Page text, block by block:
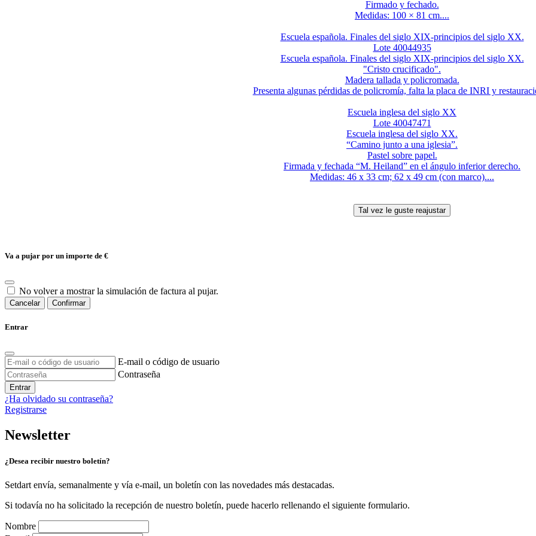
Firmado y fechado.
Medidas: 100 × 81 cm....
Escuela española. Finales del siglo XIX-principios del siglo XX.
Lote 40044935
Escuela española. Finales del siglo XIX-principios del siglo XX.
"Cristo crucificado".
Madera tallada y policromada.
Presenta algunas pérdidas de policromía, falta la placa de INRI y
Escuela inglesa del siglo XX
Lote 40047471
Escuela inglesa del siglo XX.
“Camino junto a una iglesia”.
Pastel sobre papel.
Firmada y fechada “M. Heiland” en el ángulo inferior derecho.
Medidas: 46 x 33 cm; 62 x 49 cm (con marco)....
Va a pujar por un importe de €
No volver a mostrar la simulación de factura al pujar.
Cancelar Confirmar
Entrar
E-mail o código de usuario
Contraseña
Entrar
¿Ha olvidado su contraseña?
Registrarse
Newsletter
¿Desea recibir nuestro boletín?
Setdart envía, semanalmente y vía e-mail, un boletín con las novedades más destacadas.
Si todavía no ha solicitado la recepción de nuestro boletín, puede hacerlo rellenando el siguiente formulario.
Nombre